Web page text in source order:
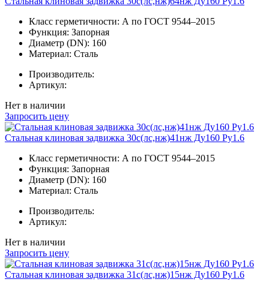
Класс герметичности: А по ГОСТ 9544–2015
Функция: Запорная
Диаметр (DN): 160
Материал: Сталь
Производитель:
Артикул:
Нет в наличии
Запросить цену
Стальная клиновая задвижка 30с(лс,нж)41нж Ду160 Ру1.6
Класс герметичности: А по ГОСТ 9544–2015
Функция: Запорная
Диаметр (DN): 160
Материал: Сталь
Производитель:
Артикул:
Нет в наличии
Запросить цену
Стальная клиновая задвижка 31с(лс,нж)15нж Ду160 Ру1.6